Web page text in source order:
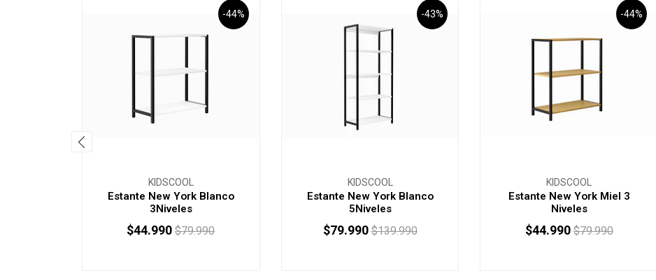
-44%
KIDSCOOL
Estante New York Blanco
3Niveles
$44.990 $79.990
-43%
KIDSCOOL
Estante New York Blanco
5Niveles
$79.990 $139.990
-44%
KIDSCOOL
Estante New York Miel 3
Niveles
$44.990 $79.990